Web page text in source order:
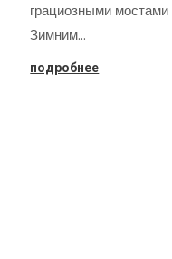
грациозными мостами
Зимним…
подробнее